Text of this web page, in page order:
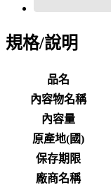
規格/說明
品名
內容物名稱
內容量
原產地(國)
保存期限
廠商名稱